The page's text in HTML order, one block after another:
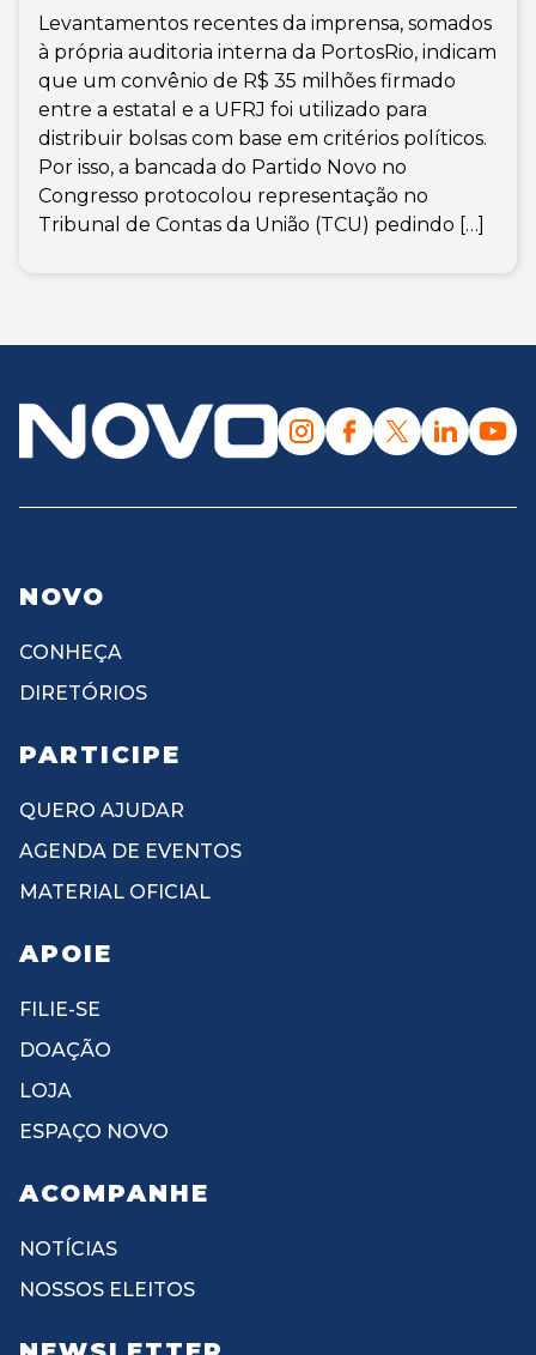
Levantamentos recentes da imprensa, somados
à própria auditoria interna da PortosRio, indicam
que um convênio de R$ 35 milhões firmado
entre a estatal e a UFRJ foi utilizado para
distribuir bolsas com base em critérios políticos.
Por isso, a bancada do Partido Novo no
Congresso protocolou representação no
Tribunal de Contas da União (TCU) pedindo […]
NOVO
CONHEÇA
DIRETÓRIOS
PARTICIPE
QUERO AJUDAR
AGENDA DE EVENTOS
MATERIAL OFICIAL
APOIE
FILIE-SE
DOAÇÃO
LOJA
ESPAÇO NOVO
ACOMPANHE
NOTÍCIAS
NOSSOS ELEITOS